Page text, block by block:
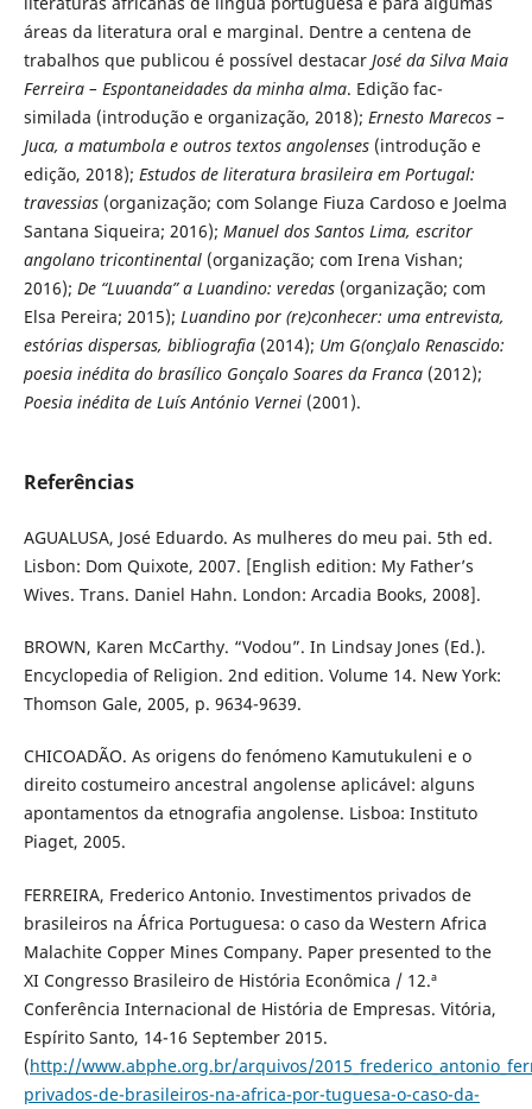
áreas da literatura oral e marginal. Dentre a centena de
trabalhos que publicou é possível destacar José da Silva Maia
Ferreira – Espontaneidades da minha alma. Edição fac-
similada (introdução e organização, 2018); Ernesto Marecos –
Juca, a matumbola e outros textos angolenses(introdução e
edição, 2018); Estudos de literatura brasileira em Portugal:
travessias(organização; com Solange Fiuza Cardoso e Joelma
Santana Siqueira; 2016); Manuel dos Santos Lima, escritor
angolano tricontinental(organização; com Irena Vishan;
2016); De “Luuanda” a Luandino: veredas(organização; com
Elsa Pereira; 2015); Luandino por (re)conhecer: uma entrevista,
estórias dispersas, bibliografia(2014); Um G(onç)alo Renascido:
poesia inédita do brasílico Gonçalo Soares da Franca(2012);
Poesia inédita de Luís António Vernei(2001).
Referências
AGUALUSA, José Eduardo. As mulheres do meu pai. 5th ed.
Lisbon: Dom Quixote, 2007. [English edition: My Father’s
Wives. Trans. Daniel Hahn. London: Arcadia Books, 2008].
BROWN, Karen McCarthy. “Vodou”. In Lindsay Jones (Ed.).
Encyclopedia of Religion. 2nd edition. Volume 14. New York:
Thomson Gale, 2005, p. 9634-9639.
CHICOADÃO. As origens do fenómeno Kamutukuleni e o
direito costumeiro ancestral angolense aplicável: alguns
apontamentos da etnografia angolense. Lisboa: Instituto
Piaget, 2005.
FERREIRA, Frederico Antonio. Investimentos privados de
brasileiros na África Portuguesa: o caso da Western Africa
Malachite Copper Mines Company. Paper presented to the
XI Congresso Brasileiro de História Econômica / 12.ª
Conferência Internacional de História de Empresas. Vitória,
Espírito Santo, 14-16 September 2015.
(http://www.abphe.org.br/arquivos/
privados-de-brasileiros-na-africa-por-tuguesa-o-caso-da-